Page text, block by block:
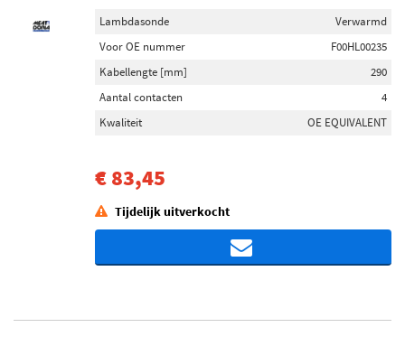
Lambdasonde
Verwarmd
Voor OE nummer
F00HL00235
Kabellengte [mm]
290
Aantal contacten
4
Kwaliteit
OE EQUIVALENT
€ 83,45
Tijdelijk uitverkocht